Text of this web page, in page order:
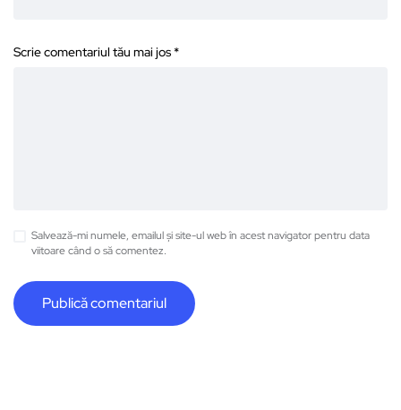
Scrie comentariul tău mai jos *
Salvează-mi numele, emailul și site-ul web în acest navigator pentru data
viitoare când o să comentez.